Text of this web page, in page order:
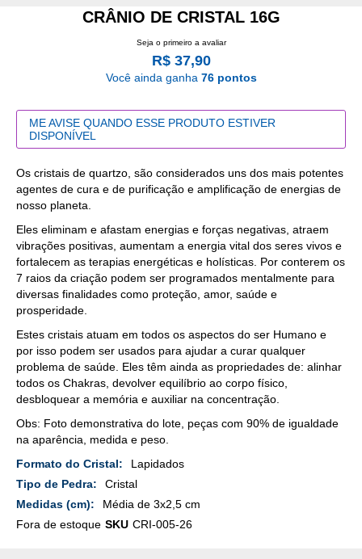
CRÂNIO DE CRISTAL 16G
Seja o primeiro a avaliar
R$ 37,90
Você ainda ganha 76 pontos
ME AVISE QUANDO ESSE PRODUTO ESTIVER
DISPONÍVEL
Os cristais de quartzo, são considerados uns dos mais potentes
agentes de cura e de purificação e amplificação de energias de
nosso planeta.
Eles eliminam e afastam energias e forças negativas, atraem
vibrações positivas, aumentam a energia vital dos seres vivos e
fortalecem as terapias energéticas e holísticas. Por conterem os
7 raios da criação podem ser programados mentalmente para
diversas finalidades como proteção, amor, saúde e
prosperidade.
Estes cristais atuam em todos os aspectos do ser Humano e
por isso podem ser usados para ajudar a curar qualquer
problema de saúde. Eles têm ainda as propriedades de: alinhar
todos os Chakras, devolver equilíbrio ao corpo físico,
desbloquear a memória e auxiliar na concentração.
Obs: Foto demonstrativa do lote, peças com 90% de igualdade
na aparência, medida e peso.
Mais
Detalhes
Lapidados
Cristal
Média de 3x2,5 cm
Fora de estoque SKU CRI-005-26